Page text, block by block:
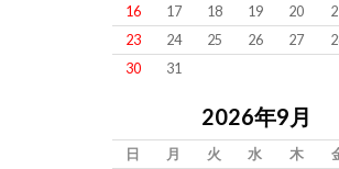
16
17 18 19 20
23
24 25 26 27
30
31
2026年9月
日 月 火 水 木